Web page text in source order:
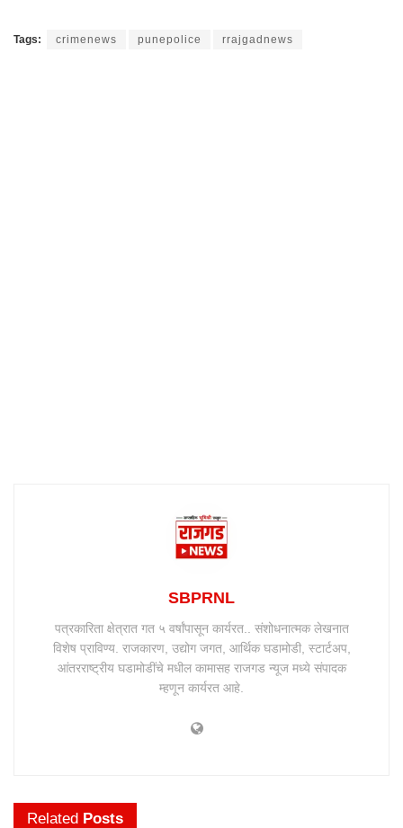
Tags: crimenews punepolice rrajgadnews
SBPRNL
पत्रकारिता क्षेत्रात गत ५ वर्षांपासून कार्यरत.. संशोधनात्मक लेखनात
विशेष प्राविण्य. राजकारण, उद्योग जगत, आर्थिक घडामोडी, स्टार्टअप,
आंतरराष्ट्रीय घडामोडींचे मधील कामासह राजगड न्यूज मध्ये संपादक
म्हणून कार्यरत आहे.
Related Posts